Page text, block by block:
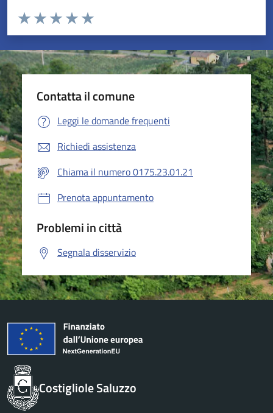
Valuta da 1 a 5 stelle la pagina
Valuta 5 stelle su 5
Valuta 4 stelle su 5
Valuta 3 stelle su 5
Valuta 2 stelle su 5
Valuta 1 stelle su 5
Contatta il comune
Leggi le domande frequenti
Richiedi assistenza
Chiama il numero 0175.23.01.21
Prenota appuntamento
Problemi in città
Segnala disservizio
Costigliole Saluzzo